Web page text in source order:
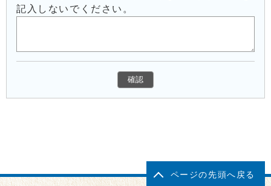
記入しないでください。
ページの先頭へ戻る